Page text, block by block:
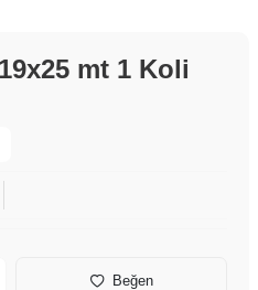
mt 1 Koli
Beğen